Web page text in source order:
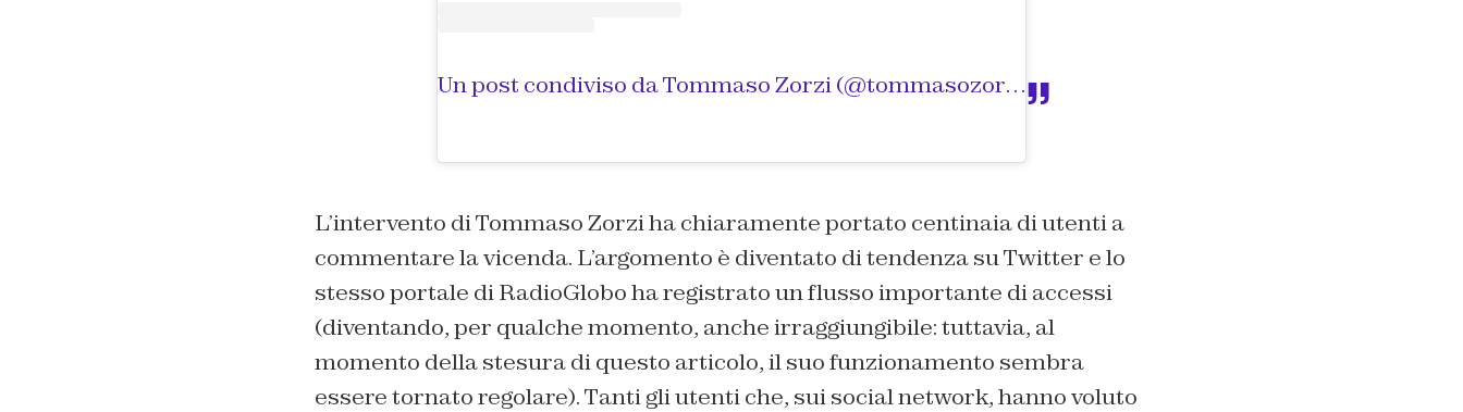
Un post condiviso da Tommaso Zorzi (@tommasozorzi)
L’intervento di Tommaso Zorzi ha chiaramente portato centinaia di utenti a
commentare la vicenda. L’argomento è diventato di tendenza su Twitter e lo
stesso portale di RadioGlobo ha registrato un flusso importante di accessi
(diventando, per qualche momento, anche irraggiungibile: tuttavia, al
momento della stesura di questo articolo, il suo funzionamento sembra
essere tornato regolare). Tanti gli utenti che, sui social network, hanno voluto